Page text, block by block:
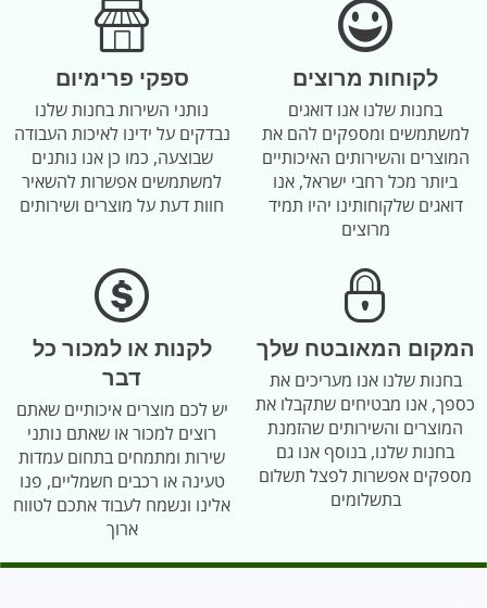
לקוחות מרוצים
בחנות שלנו אנו דואגים
למשתמשים ומספקים להם את
המוצרים והשירותים האיכותיים
ביותר מכל רחבי ישראל, אנו
דואגים שלקוחותינו יהיו תמיד
מרוצים
ספקי פרימיום
נותני השירות בחנות שלנו
נבדקים על ידינו לאיכות העבודה
שבוצעה, כמו כן אנו נותנים
למשתמשים אפשרות להשאיר
חוות דעת על מוצרים ושירותים
המקום המאובטח שלך
בחנות שלנו אנו מעריכים את
כספך, אנו מבטיחים שתקבלו את
המוצרים והשירותים שהזמנת
בחנות שלנו, בנוסף אנו גם
מספקים אפשרות לפצל תשלום
בתשלומים
לקנות או למכור כל
דבר
יש לכם מוצרים איכותיים שאתם
רוצים למכור או שאתם נותני
שירות ומתמחים בתחום עמדות
טעינה או רכבים חשמליים, פנו
אלינו ונשמח לעבוד אתכם לטווח
ארוך